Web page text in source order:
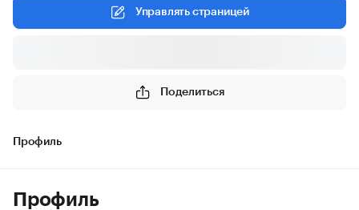
Управлять страницей
Поделиться
Профиль
Профиль